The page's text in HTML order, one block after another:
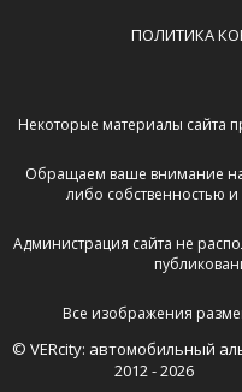
призывы к
направленные на
пожалейте наших
очень славные
буквами.
Не копируйте
важно именно
Не размещайте
И запаситесь
публикуются только
отзыв может
ПОЛИТИКА
Некоторые материалы сайта
Обращаем ваше внимание
либо собственностью
Администрация сайта не
Все изображения
© VERcity: автомобильный
2012 - 2026